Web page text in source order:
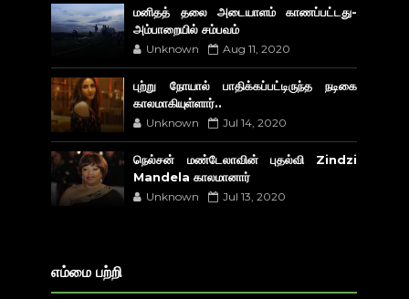
மனிதத் தலை அடையாளம் காணப்பட்டது-
அம்பாறையில் சம்பவம்
Unknown Aug 11, 2020
புற்று நோயால் பாதிக்கப்பட்டிருந்த நடிகை
காலமாகியுள்ளார்..
Unknown Jul 14, 2020
நெல்சன் மண்டேலாவின் புதல்வி Zindzi
Mandela காலமானார்
Unknown Jul 13, 2020
எம்மை பற்றி